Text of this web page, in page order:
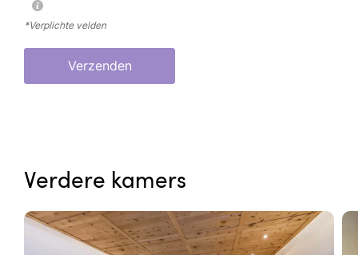
*Verplichte velden
Verzenden
Verdere kamers